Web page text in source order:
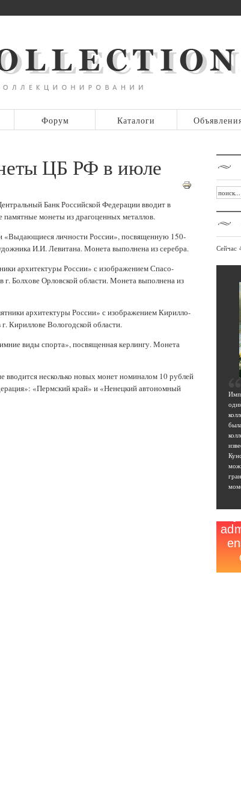
Форум Каталоги
ЦБ РФ в июле
Банк Российской Федерации вводит в
монеты из драгоценных металлов.
«Выдающиеся личности России», посвященную 150-
И.И. Левитана. Монета выполнена из серебра.
архитектуры России» с изображением Спасо-
г. Болхове Орловской области. Монета выполнена из
архитектуры России» с изображением Кирилло-
Кириллове Вологодской области.
виды спорта», посвященная керлингу. Монета
вводится несколько новых монет номиналом 10 рублей
«Пермский край» и «Ненецкий автономный
Сейчас